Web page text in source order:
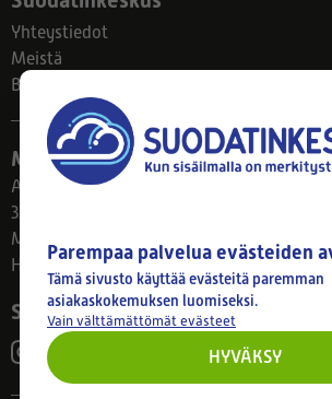
Yhteystiedot
Meistä
Blogi
Myymälä
Ahlmanintie 61
33800 Tampere
Ma–Pe 8–17
Huom! Myymälän poikkeusaukiolot: 27.7.-
Seuraa meitä
Parempaa palvelua evästeiden
Tämä sivusto käyttää evästeitä paremman
asiakaskokemuksen luomiseksi.
Vain välttämättömät evästeet
HYVÄKSY